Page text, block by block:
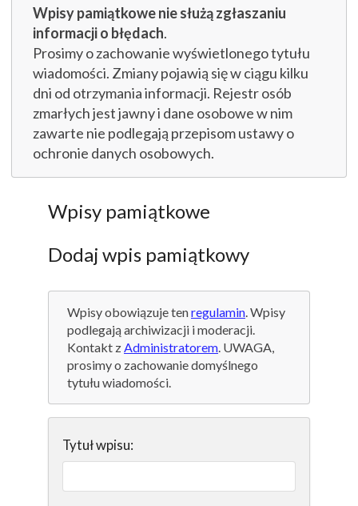
Wpisy pamiątkowe nie służą zgłaszaniu
informacji o błędach.
Prosimy o zachowanie wyświetlonego tytułu
wiadomości. Zmiany pojawią się w ciągu kilku
dni od otrzymania informacji. Rejestr osób
zmarłych jest jawny i dane osobowe w nim
zawarte nie podlegają przepisom ustawy o
ochronie danych osobowych.
Wpisy pamiątkowe
Dodaj wpis pamiątkowy
Wpisy obowiązuje tenregulamin. Wpisy
podlegają archiwizacji i moderacji.
Kontakt zAdministratorem. UWAGA,
prosimy o zachowanie domyślnego
tytułu wiadomości.
Tytuł wpisu: